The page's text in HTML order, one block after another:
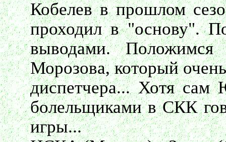
Кобелев в прошлом
проходил в "основу".
выводами.
Морозова, который
диспетчера... Хотя
болельщиками в СКК
игры...